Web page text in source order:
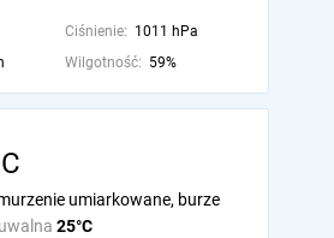
Ciśnienie: 1011 hPa
Wilgotność: 59%
25°C
umiarkowane, burze